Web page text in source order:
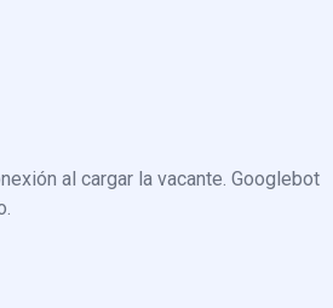
al cargar la vacante. Googlebot